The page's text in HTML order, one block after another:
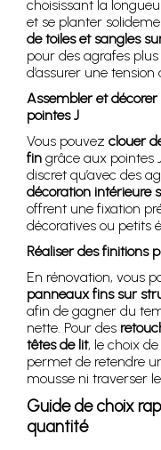
choisissant la
et se planter
de toiles et sangles
pour des agrafes plus
d’assurer une
Assembler et
pointes J
Vous pouvez clouer
fin grâce aux pointes
discret qu’avec des
décoration intérieure
offrent une fixation
décoratives ou petits
Réaliser des finitions
En rénovation, vous
panneaux fins sur
afin de gagner du
nette. Pour des
têtes de lit, le choix
permet de retendre
mousse ni traverser
Guide de choix
quantité